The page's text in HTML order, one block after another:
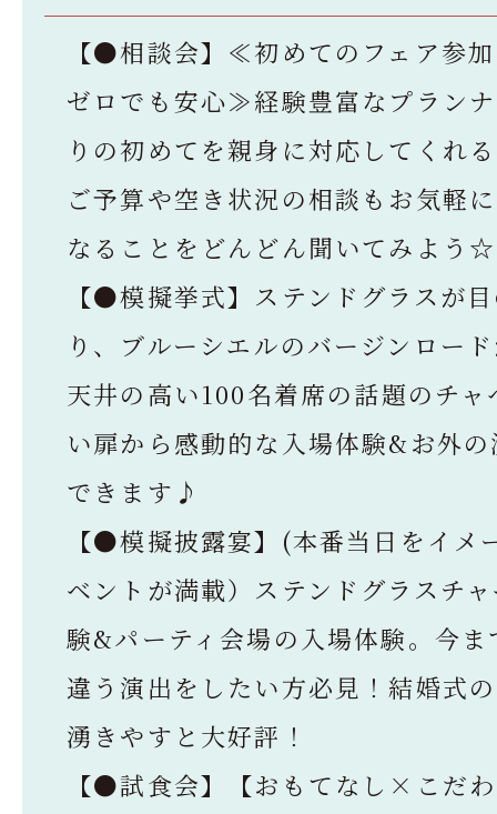
【●相談会】≪初めてのフェア参
ゼロでも安心≫経験豊富なプラン
りの初めてを親身に対応してくれ
ご予算や空き状況の相談もお気軽
なることをどんどん聞いてみよう☆
【●模擬挙式】ステンドグラスが
り、ブルーシエルのバージンロー
天井の高い100名着席の話題のチャ
い扉から感動的な入場体験&お外
できます♪
【●模擬披露宴】(本番当日をイメ
ベントが満載）ステンドグラスチ
験&パーティ会場の入場体験。今
違う演出をしたい方必見！結婚式
湧きやすと大好評！
【●試食会】【おもてなし×こだ